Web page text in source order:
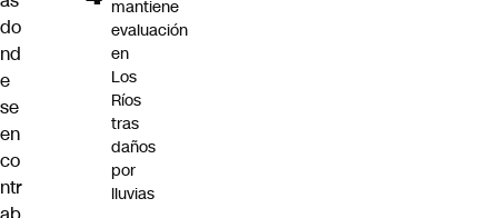
do
nd
e
se
en
co
ntr
mantiene
evaluación
en
Los
Ríos
tras
daños
por
lluvias